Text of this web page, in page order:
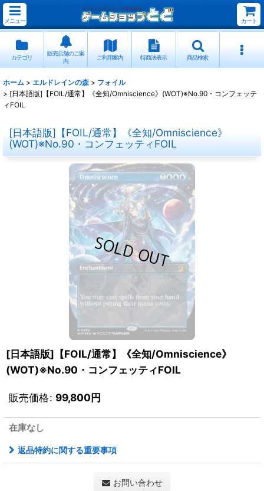
メニュー カート
カテゴリ
販売店舗のご案
内
ご利用案内 特商法表示 商品検索
ホーム > エルドレインの森 > フォイル
> [日本語版]【FOIL/通常】《全知/Omniscience》(WOT)※No.90・コンフェッテ
ィFOIL
[日本語版]【FOIL/通常】《全知/Omniscience》
(WOT)※No.90・コンフェッティFOIL
[日本語版]【FOIL/通常】《全知/Omniscience》
(WOT)※No.90・コンフェッティFOIL
販売価格: 99,800円
在庫なし
返品特約に関する重要事項
お問い合わせ